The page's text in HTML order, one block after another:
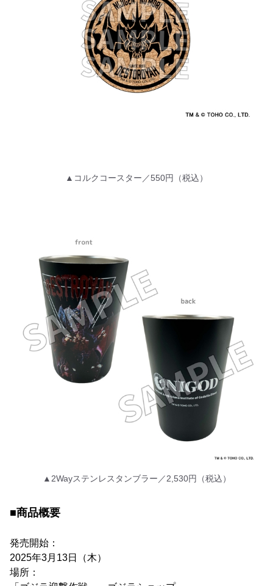
▲コルクコースター／550円（税込）
▲2Wayステンレスタンブラー／2,530円（税込）
■商品概要
発売開始：
2025年3月13日（木）
場所：